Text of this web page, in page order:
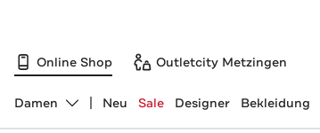
Online Shop Outletcity Metzingen
Abteilung ändern, ausgewählt:
Damen Neu Sale Designer Bekleidung